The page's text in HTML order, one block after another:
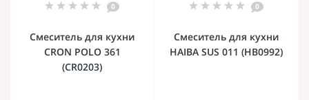
0
Смеситель для кухни
CRON POLO 361
(CR0203)
0
Смеситель для кухни
HAIBA SUS 011 (HB0992)